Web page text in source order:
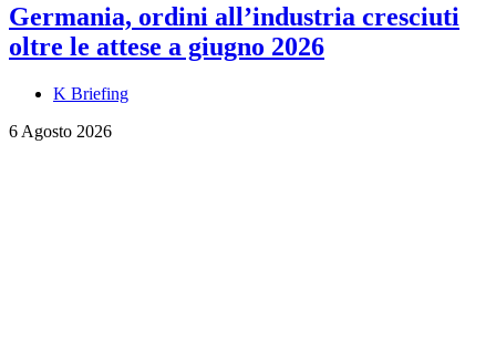
Germania, ordini all’industria cresciuti
oltre le attese a giugno 2026
K Briefing
6 Agosto 2026